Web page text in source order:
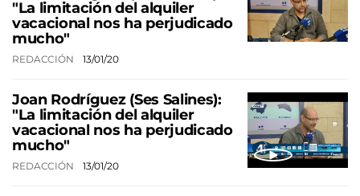
"La limitación del alquiler
vacacional nos ha perjudicado
mucho"
REDACCIÓN 13/01/20
Joan Rodríguez (Ses Salines):
"La limitación del alquiler
vacacional nos ha perjudicado
mucho"
REDACCIÓN 13/01/20